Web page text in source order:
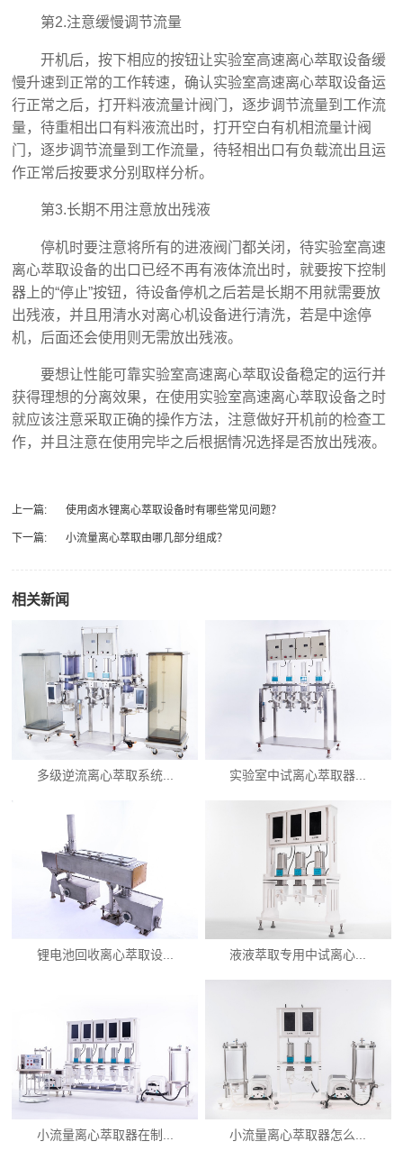
第2.注意缓慢调节流量
开机后，按下相应的按钮让实验室高速离心萃取‍设备缓
慢升速到正常的工作转速，确认实验室高速离心萃取‍设备运
行正常之后，打开料液流量计阀门，逐步调节流量到工作流
量，待重相出口有料液流出时，打开空白有机相流量计阀
门，逐步调节流量到工作流量，待轻相出口有负载流出且运
作正常后按要求分别取样分析。
第3.长期不用注意放出残液
停机时要注意将所有的进液阀门都关闭，待实验室高速
离心萃取‍设备的出口已经不再有液体流出时，就要按下控制
器上的“停止”按钮，待设备停机之后若是长期不用就需要放
出残液，并且用清水对离心机设备进行清洗，若是中途停
机，后面还会使用则无需放出残液。
要想让性能可靠实验室高速离心萃取‍设备稳定的运行并
获得理想的分离效果，在使用实验室高速离心萃取‍设备之时
就应该注意采取正确的操作方法，注意做好开机前的检查工
作，并且注意在使用完毕之后根据情况选择是否放出残液。
上一篇: 使用卤水锂离心萃取‍设备时有哪些常见问题？
下一篇: 小流量离心萃取‍由哪几部分组成？
相关新闻
多级逆流离心萃取系统... 实验室中试离心萃取器...
锂电池回收离心萃取设... 液液萃取专用中试离心...
小流量离心萃取器在制... 小流量离心萃取器怎么...